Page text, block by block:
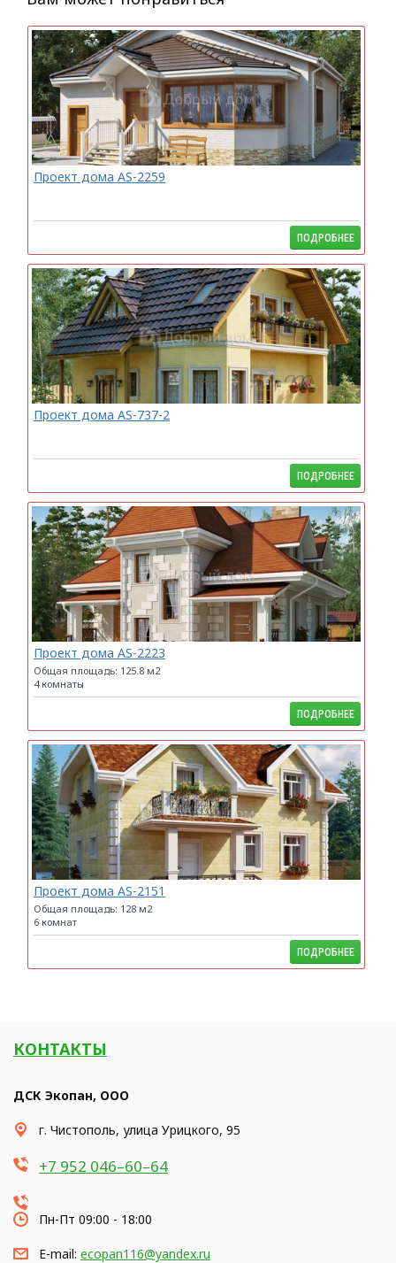
Проект дома AS-2259
ПОДРОБНЕЕ
Проект дома AS-737-2
ПОДРОБНЕЕ
Проект дома AS-2223
Общая площадь: 125.8 м2
4 комнаты
ПОДРОБНЕЕ
Проект дома AS-2151
Общая площадь: 128 м2
6 комнат
ПОДРОБНЕЕ
КОНТАКТЫ
ДСК Экопан, ООО
​г. Чистополь, улица Урицкого, 95
+7 952 046–60–64
Пн-Пт 09:00 - 18:00
E-mail: ecopan116@yandex.ru